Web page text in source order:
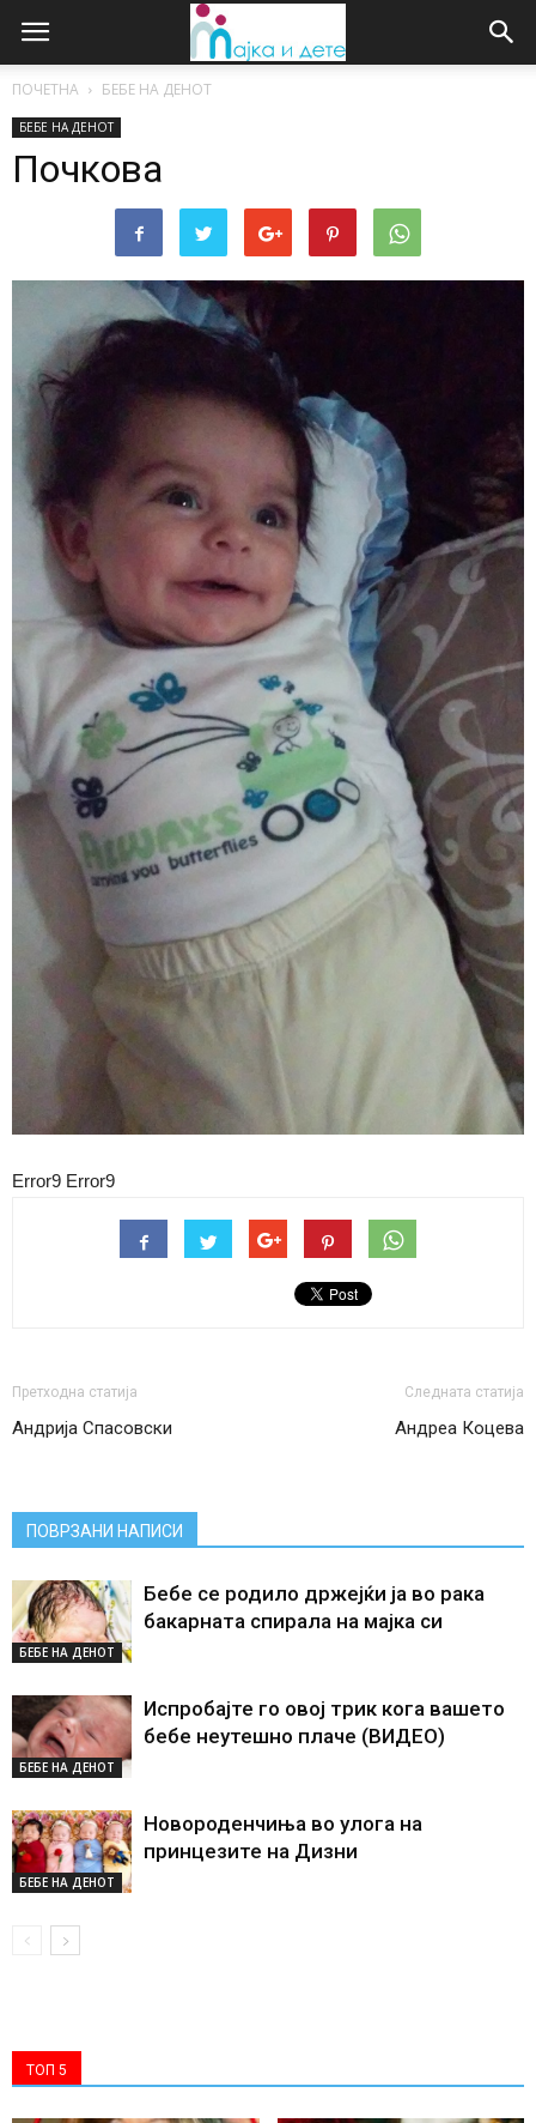
ПОЧЕТНА БЕБЕ НА ДЕНОТ
БЕБЕ НА ДЕНОТ
Почкова
Error9 Error9
Претходна статија
Андрија Спасовски
Следната статија
Андреа Коцева
ПОВРЗАНИ НАПИСИ
БЕБЕ НА ДЕНОТ
Бебе се родило држејќи ја во рака
бакарната спирала на мајка си
БЕБЕ НА ДЕНОТ
Испробајте го овој трик кога вашето
бебе неутешно плаче (ВИДЕО)
БЕБЕ НА ДЕНОТ
Новороденчиња во улога на
принцезите на Дизни
ТОП 5